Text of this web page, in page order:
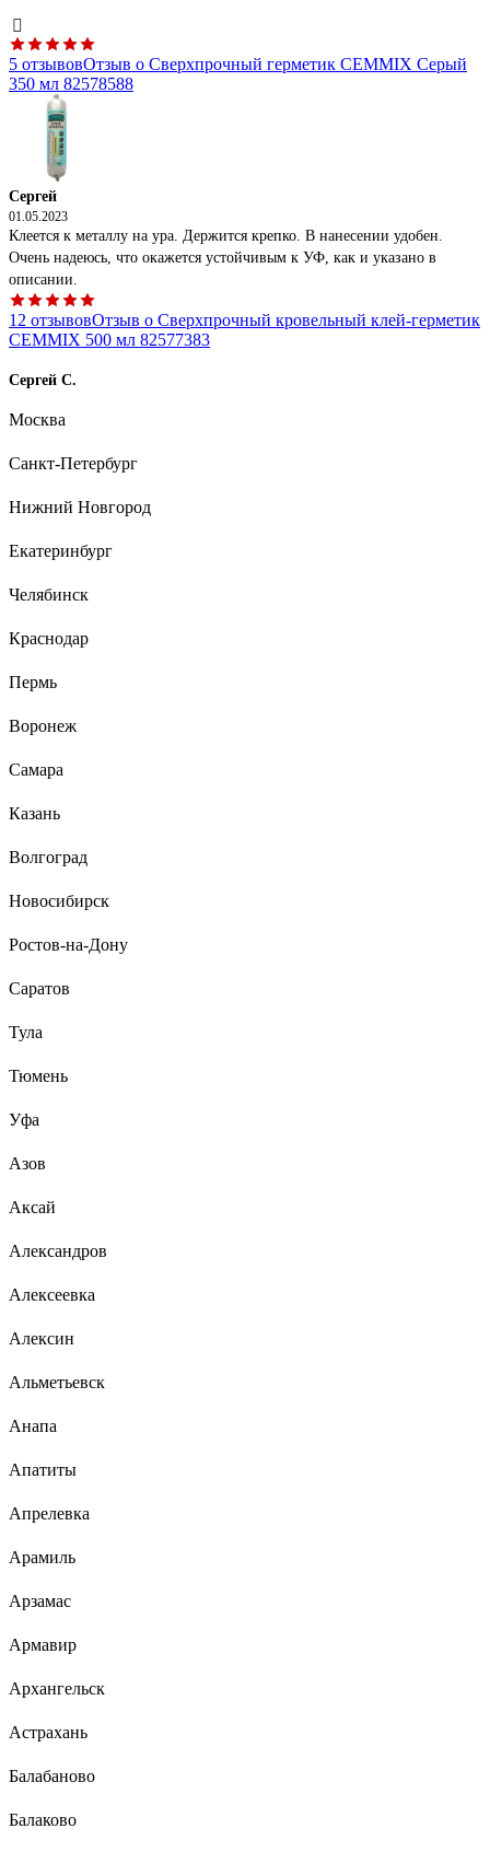
5 отзывовОтзыв о Сверхпрочный герметик CEMMIX Серый
350 мл 82578588
Сергей
01.05.2023
Клеется к металлу на ура. Держится крепко. В нанесении удобен.
Очень надеюсь, что окажется устойчивым к УФ, как и указано в
описании.
12 отзывовОтзыв о Сверхпрочный кровельный клей-герметик
CEMMIX 500 мл 82577383
Сергей С.
Пластичный, работать с ним удобно. Адгезия отменная при
спокойной работы. Образует крепкое эластичное покрытие.
82 отзываОтзыв о Шовный клей-герметик CEMMIX Черный
Кирилл К
Адгезия к дереву, металлу
Москва
Санкт-Петербург
Нижний Новгород
Екатеринбург
Челябинск
Краснодар
Пермь
Воронеж
Самара
Казань
Волгоград
Новосибирск
Ростов-на-Дону
Саратов
Тула
Тюмень
Уфа
Азов
Аксай
Александров
Алексеевка
Алексин
Альметьевск
Анапа
Апатиты
Апрелевка
Арамиль
Арзамас
Армавир
Архангельск
Астрахань
Балабаново
Балаково